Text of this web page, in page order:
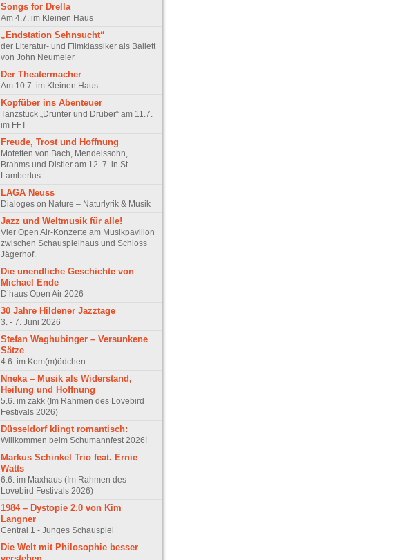
Songs for Drella
Am 4.7. im Kleinen Haus
„Endstation Sehnsucht“
der Literatur- und Filmklassiker als Ballett
von John Neumeier
Der Theater­macher
Am 10.7. im Kleinen Haus
Kopfüber ins Abenteuer
Tanzstück „Drunter und Drüber“ am 11.7.
im FFT
Freude, Trost und Hoffnung
Motetten von Bach, Mendelssohn,
Brahms und Distler am 12. 7. in St.
Lambertus
LAGA Neuss
Dialoges on Nature – Naturlyrik & Musik
Jazz und Weltmusik für alle!
Vier Open Air-Konzerte am Musikpavillon
zwischen Schauspielhaus und Schloss
Jägerhof.
Die un­end­liche Geschichte von
Michael Ende
D’haus Open Air 2026
30 Jahre Hildener Jazztage
3. - 7. Juni 2026
Stefan Waghubinger – Versunkene
Sätze
4.6. im Kom(m)ödchen
Nneka – Musik als Widerstand,
Heilung und Hoffnung
5.6. im zakk (Im Rahmen des Lovebird
Festivals 2026)
Düsseldorf klingt romantisch:
Willkommen beim Schumannfest 2026!
Markus Schinkel Trio feat. Ernie
Watts
6.6. im Maxhaus (Im Rahmen des
Lovebird Festivals 2026)
1984 – Dystopie 2.0 von Kim
Langner
Central 1 - Junges Schauspiel
Die Welt mit Philosophie besser